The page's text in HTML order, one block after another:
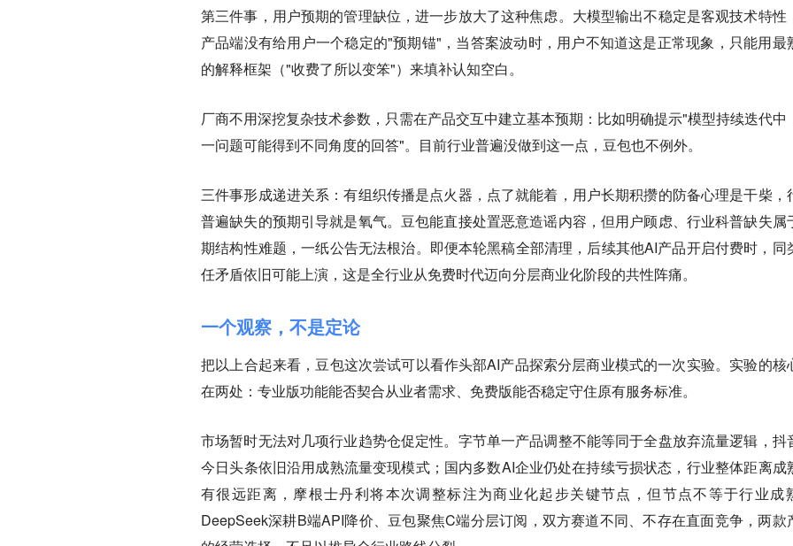
第三件事，用户预期的管理缺位，进一步放大了这种焦虑。大模型输出不稳定是客观技术特性
产品端没有给用户一个稳定的"预期锚"，当答案波动时，用户不知道这是正常现象，只能用最
的解释框架（"收费了所以变笨"）来填补认知空白。
厂商不用深挖复杂技术参数，只需在产品交互中建立基本预期：比如明确提示"模型持续迭代中
一问题可能得到不同角度的回答"。目前行业普遍没做到这一点，豆包也不例外。
三件事形成递进关系：有组织传播是点火器，点了就能着，用户长期积攒的防备心理是干柴，
普遍缺失的预期引导就是氧气。豆包能直接处置恶意造谣内容，但用户顾虑、行业科普缺失属
期结构性难题，一纸公告无法根治。即便本轮黑稿全部清理，后续其他AI产品开启付费时，同
任矛盾依旧可能上演，这是全行业从免费时代迈向分层商业化阶段的共性阵痛。
一个观察，不是定论
把以上合起来看，豆包这次尝试可以看作头部AI产品探索分层商业模式的一次实验。实验的核
在两处： 专业版功能能否契合从业者需求、免费版能否稳定守住原有服务标准。
市场暂时无法对几项行业趋势仓促定性。字节单一产品调整不能等同于全盘放弃流量逻辑，抖
今日头条依旧沿用成熟流量变现模式；国内多数AI企业仍处在持续亏损状态，行业整体距离成
有很远距离，摩根士丹利将本次调整标注为商业化起步关键节点，但节点不等于行业成
DeepSeek深耕B端API降价、豆包聚焦C端分层订阅，双方赛道不同、不存在直面竞争，两款